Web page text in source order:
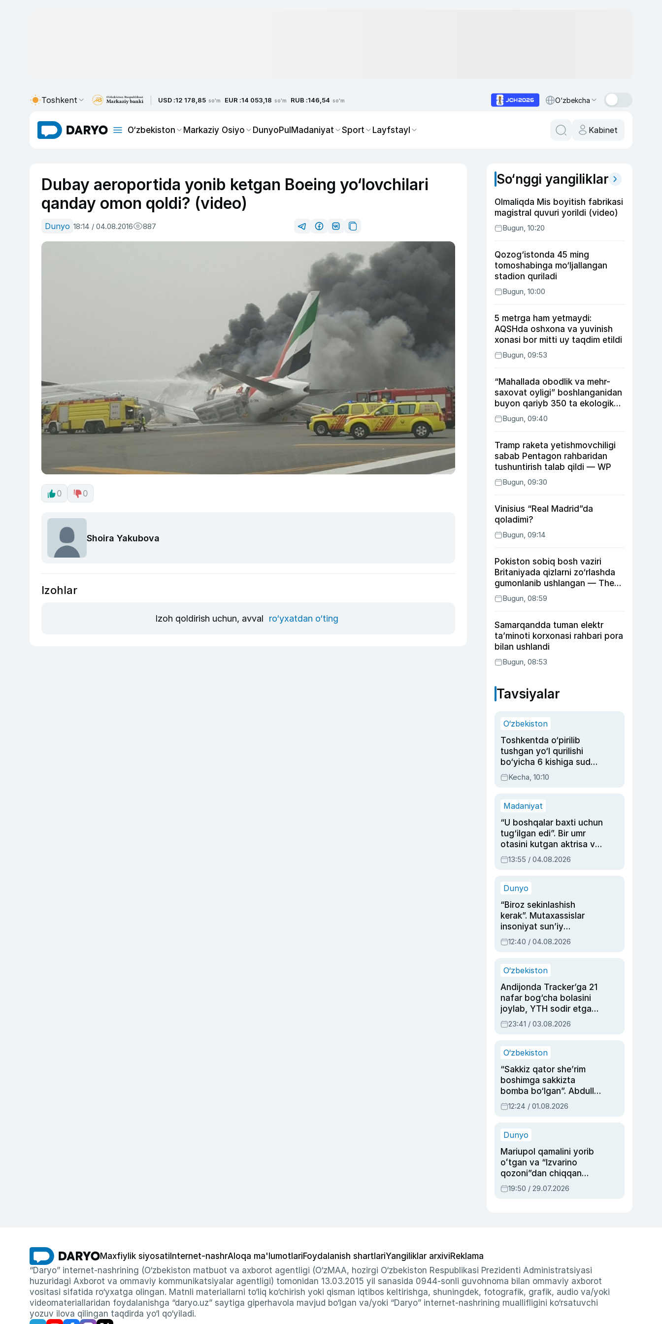
Toshkent USD :12 178,85 so'm EUR :14 053,18 so'm RUB :146,54 so'm O‘zbekcha
O‘zbekiston Markaziy Osiyo DunyoPulMadaniyat Sport Layfstayl Kabinet
Dubay aeroportida yonib ketgan Boeing yo‘lovchilari
qanday omon qoldi? (video)
Dunyo 18:14 / 04.08.2016 887
0 0
Shoira Yakubova
Izohlar
Izoh qoldirish uchun, avval ro‘yxatdan o‘ting
So‘nggi yangiliklar
Olmaliqda Mis boyitish fabrikasi
magistral quvuri yorildi (video)
Bugun, 10:20
Qozog‘istonda 45 ming
tomoshabinga mo‘ljallangan
stadion quriladi
Bugun, 10:00
5 metrga ham yetmaydi:
AQSHda oshxona va yuvinish
xonasi bor mitti uy taqdim etildi
Bugun, 09:53
“Mahallada obodlik va mehr-
saxovat oyligi” boshlanganidan
buyon qariyb 350 ta ekologik
huquqbuzarlik aniqlandi
Bugun, 09:40
Tramp raketa yetishmovchiligi
sabab Pentagon rahbaridan
tushuntirish talab qildi — WP
Bugun, 09:30
Vinisius “Real Madrid”da
qoladimi?
Bugun, 09:14
Pokiston sobiq bosh vaziri
Britaniyada qizlarni zo‘rlashda
gumonlanib ushlangan — The
Guardian
Bugun, 08:59
Samarqandda tuman elektr
ta’minoti korxonasi rahbari pora
bilan ushlandi
Bugun, 08:53
Tavsiyalar
O‘zbekiston
Toshkentda o‘pirilib
tushgan yo‘l qurilishi
bo‘yicha 6 kishiga sud
hukmi o‘qildi
Kecha, 10:10
Madaniyat
“U boshqalar baxti uchun
tug‘ilgan edi”. Bir umr
otasini kutgan aktrisa va
dublyaj ustasi Rimma
Ahmedovaning
13:55 / 04.08.2026
Dunyo
“Biroz sekinlashish
kerak”. Mutaxassislar
insoniyat sun’iy
intellektni boshqara
olmay qolishidan xavotir
12:40 / 04.08.2026
O‘zbekiston
Andijonda Tracker’ga 21
nafar bog‘cha bolasini
joylab, YTH sodir etgan
ayolga sud hukmi o‘qildi
23:41 / 03.08.2026
O‘zbekiston
“Sakkiz qator she’rim
boshimga sakkizta
bomba bo‘lgan”. Abdulla
Oripovni siyosiy
ayblovlardan asrab
12:24 / 01.08.2026
Dunyo
Mariupol qamalini yorib
oʻtgan va “Izvarino
qozoni”dan chiqqan
qahramon — Ukraina
armiyasi bosh
19:50 / 29.07.2026
Maxfiylik siyosati Internet-nashrAloqa ma'lumotlariFoydalanish shartlariYangiliklar arxiviReklama
“Daryo” internet-nashrining (O‘zbekiston matbuot va axborot agentligi (O‘zMAA, hozirgi O‘zbekiston Respublikasi Prezidenti Administratsiyasi
huzuridagi Axborot va ommaviy kommunikatsiyalar agentligi) tomonidan 13.03.2015 yil sanasida 0944-sonli guvohnoma bilan ommaviy axborot
vositasi sifatida ro‘yxatga olingan. Matnli materiallarni to‘liq ko‘chirish yoki qisman iqtibos keltirishga, shuningdek, fotografik, grafik, audio va/yoki
videomateriallaridan foydalanishga “daryo.uz” saytiga giperhavola mavjud bo‘lgan va/yoki “Daryo” internet-nashrining muallifligini ko‘rsatuvchi
yozuv ilova qilingan taqdirda yo‘l qo‘yiladi.